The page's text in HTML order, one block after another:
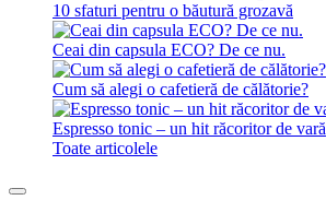
10 sfaturi pentru o băutură grozavă
Ceai din capsula ECO? De ce nu.
Cum să alegi o cafetieră de călătorie?
Espresso tonic – un hit răcoritor de vară
Toate articolele